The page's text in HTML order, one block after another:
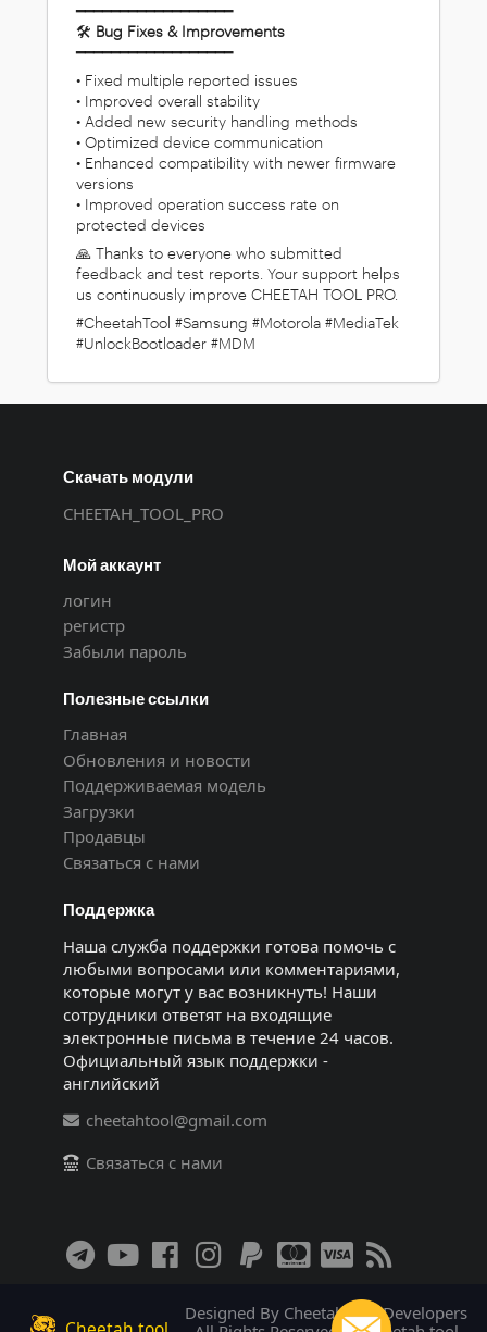
━━━━━━━━━━━━━━━━━━
🛠 Bug Fixes & Improvements
━━━━━━━━━━━━━━━━━━
• Fixed multiple reported issues
• Improved overall stability
• Added new security handling methods
• Optimized device communication
• Enhanced compatibility with newer firmware
versions
• Improved operation success rate on
protected devices
🙏 Thanks to everyone who submitted
feedback and test reports. Your support helps
us continuously improve CHEETAH TOOL PRO.
#CheetahTool #Samsung #Motorola #MediaTek
#UnlockBootloader #MDM
Скачать модули
CHEETAH_TOOL_PRO
Мой аккаунт
логин
регистр
Забыли пароль
Полезные ссылки
Главная
Обновления и новости
Поддерживаемая модель
Загрузки
Продавцы
Связаться с нами
Поддержка
Наша служба поддержки готова помочь с
любыми вопросами или комментариями,
которые могут у вас возникнуть! Наши
сотрудники ответят на входящие
электронные письма в течение 24 часов.
Официальный язык поддержки -
английский
cheetahtool@gmail.com
Связаться с нами
Designed By Cheetah tool Developers